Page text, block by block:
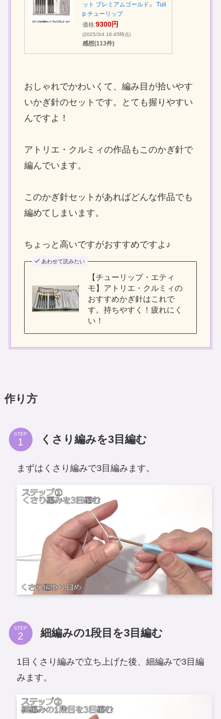
ット プレミアムゴールド』 Tuli
p チューリップ
価格:9300円
(2025/3/4 16:45時点)
感想(113件)
おしゃれでかわいくて、編み目が拾いやす
いかぎ針のセットです。とても握りやすい
んですよ！
アトリエ・クルミィの作品もこのかぎ針で
編んでいます。
このかぎ針セットがあればどんな作品でも
編めてしまいます。
ちょっと高いですがおすすめですよ♪
あわせて読みたい
【チューリップ・エティ
モ】アトリエ・クルミィの
おすすめかぎ針はこれで
す。持ちやすく！疲れにく
い！
作り方
STEP くさり編みを3目編む
まずはくさり編みで3目編みます。
STEP 細編みの1段目を3目編む
1目くさり編みで立ち上げた後、細編みで3目編
みます。